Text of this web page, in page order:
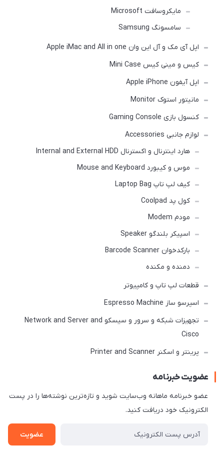
مایکروسافت Microsoft
سامسونگ Samsung
اپل آی مک و آل این وان Apple iMac and All in one
کیس و مینی کیس Mini Case
اپل آیفون Apple iPhone
مانیتور استوک Monitor
کنسول بازی Gaming Console
لوازم جانبی Accessories
هارد اینترنال و اکسترنال Internal and External HDD
موس و کیبورد Mouse and Keyboard
کیف لپ تاپ Laptop Bag
کول پد Coolpad
مودم Modem
اسپیکر بلندگو Speaker
بارکدخوان Barcode Scanner
دمنده و مکنده
قطعات لپ تاپ و کامپیوتر
اسپرسو ساز Espresso Machine
تجهیزات شبکه و سرور و سیسکو Network and Server and
Cisco
پرینتر و اسکنر Printer and Scanner
عضویت خبرنامه
عضو خبرنامه ماهانه وب‌سایت شوید و تازه‌ترین نوشته‌ها را در پست
الکترونیک خود دریافت کنید.
عضویت